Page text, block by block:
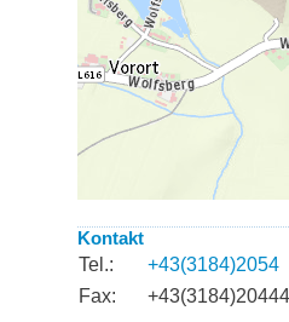
Kontakt
Tel.:
+43(3184)2054
Fax:
+43(3184)20444